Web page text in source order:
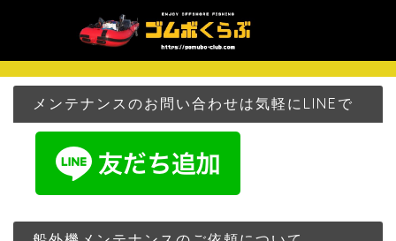
メンテナンスのお問い合わせは気軽にLINEで